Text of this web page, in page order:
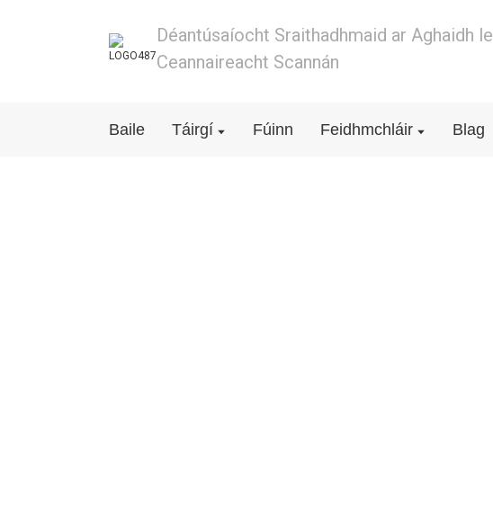
Déantúsaíocht Sraithadhmaid ar Aghaidh le
Ceannaireacht Scannán
Baile Táirgí Fúinn Feidhmchláir Blag